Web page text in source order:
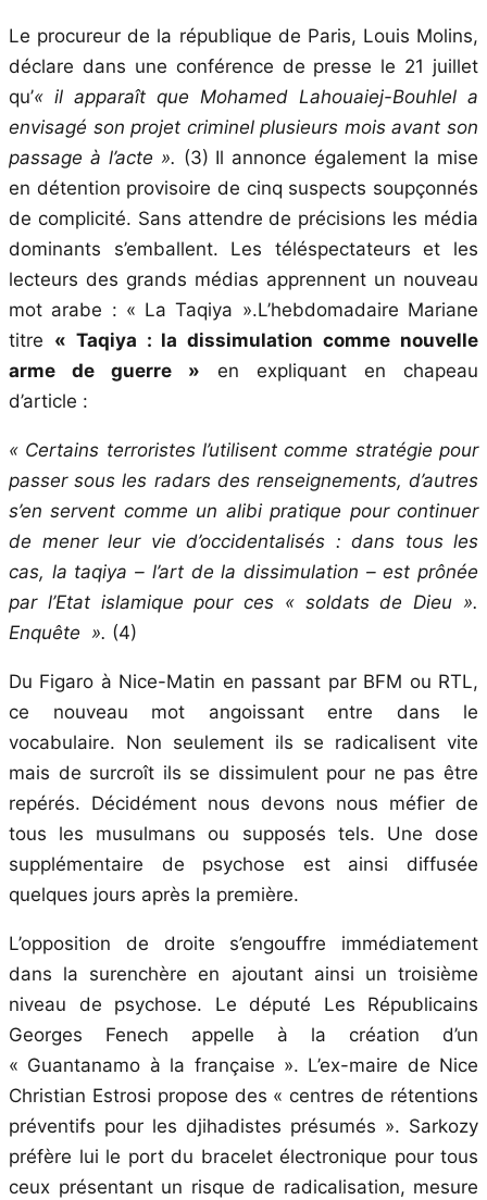
Le procureur de la république de Paris, Louis Molins,
déclare dans une conférence de presse le 21 juillet
qu’« il apparaît que Mohamed Lahouaiej-Bouhlel a
envisagé son projet criminel plusieurs mois avant son
passage à l’acte ». (3) Il annonce également la mise
en détention provisoire de cinq suspects soupçonnés
de complicité. Sans attendre de précisions les média
dominants s’emballent. Les téléspectateurs et les
lecteurs des grands médias apprennent un nouveau
mot arabe : « La Taqiya ».L’hebdomadaire Mariane
titre « Taqiya : la dissimulation comme nouvelle
arme de guerre » en expliquant en chapeau
d’article :
« Certains terroristes l’utilisent comme stratégie pour
passer sous les radars des renseignements, d’autres
s’en servent comme un alibi pratique pour continuer
de mener leur vie d’occidentalisés : dans tous les
cas, la taqiya – l’art de la dissimulation – est prônée
par l’Etat islamique pour ces « soldats de Dieu ».
Enquête ». (4)
Du Figaro à Nice-Matin en passant par BFM ou RTL,
ce nouveau mot angoissant entre dans le
vocabulaire. Non seulement ils se radicalisent vite
mais de surcroît ils se dissimulent pour ne pas être
repérés. Décidément nous devons nous méfier de
tous les musulmans ou supposés tels. Une dose
supplémentaire de psychose est ainsi diffusée
quelques jours après la première.
L’opposition de droite s’engouffre immédiatement
dans la surenchère en ajoutant ainsi un troisième
niveau de psychose. Le député Les Républicains
Georges Fenech appelle à la création d’un
« Guantanamo à la française ». L’ex-maire de Nice
Christian Estrosi propose des « centres de rétentions
préventifs pour les djihadistes présumés ». Sarkozy
préfère lui le port du bracelet électronique pour tous
ceux présentant un risque de radicalisation, mesure